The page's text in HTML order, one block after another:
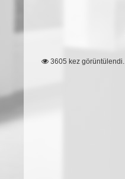
3605 kez görüntülendi.